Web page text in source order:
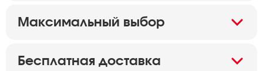
Максимальный выбор
Бесплатная доставка